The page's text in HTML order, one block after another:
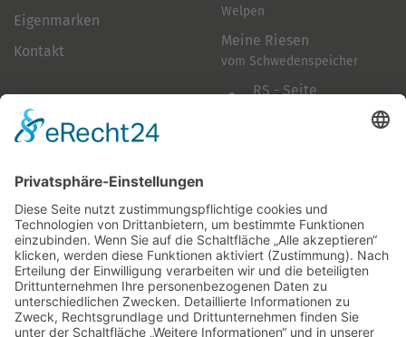
Eigenmarken
Kontakt
Welpen
Meine Riesen
vom Schwedenspeicher
RS - Seite
Folge mir
Zahlungsarten
& Vorab-Überweisung